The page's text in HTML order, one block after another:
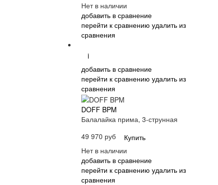
Нет в наличии
добавить в сравнение
перейти к сравнению удалить из
сравнения
i
добавить в сравнение
перейти к сравнению удалить из
сравнения
DOFF BPM
Балалайка прима, 3-струнная
49 970 руб
Купить
Нет в наличии
добавить в сравнение
перейти к сравнению удалить из
сравнения